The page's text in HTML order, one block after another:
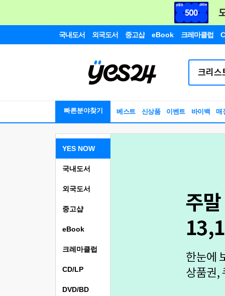
국내도서 외국도서 중고샵 eBook 크레마클럽
빠른분야찾기 베스트 신상품 이벤트 바이백 매
YES NOW
국내도서
외국도서
중고샵
eBook
크레마클럽
CD/LP
DVD/BD